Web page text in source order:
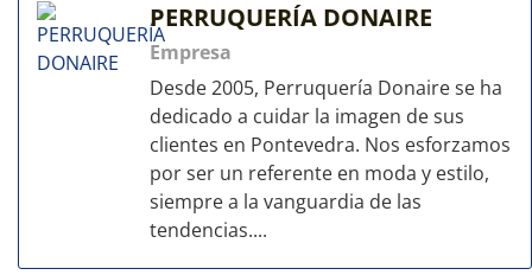
PERRUQUERÍA DONAIRE
Empresa
Desde 2005, Perruquería Donaire se ha
dedicado a cuidar la imagen de sus
clientes en Pontevedra. Nos esforzamos
por ser un referente en moda y estilo,
siempre a la vanguardia de las
tendencias....